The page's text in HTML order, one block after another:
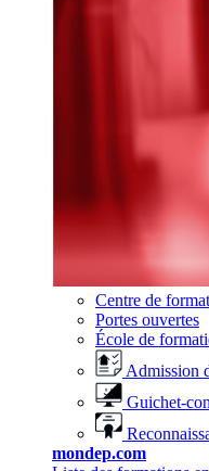
Centre de
Portes ouvertes
École de
Admission
Guichet-
mondep.com